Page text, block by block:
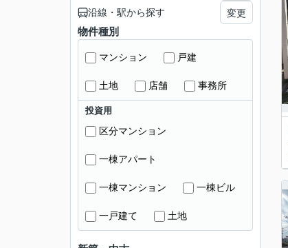
沿線・駅から探す 変更
物件種別
マンション 戸建
土地 店舗 事務所
投資用
区分マンション
一棟アパート
一棟マンション 一棟ビル
一戸建て 土地